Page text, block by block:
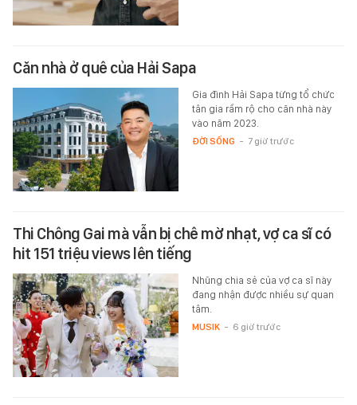
Căn nhà ở quê của Hải Sapa
Gia đình Hải Sapa từng tổ chức
tân gia rầm rộ cho căn nhà này
vào năm 2023.
ĐỜI SỐNG - 7 giờ trước
Thi Chông Gai mà vẫn bị chê mờ nhạt, vợ ca sĩ có
hit 151 triệu views lên tiếng
Nhũng chia sẻ của vợ ca sĩ này
đang nhận được nhiều sự quan
tâm.
MUSIK - 6 giờ trước